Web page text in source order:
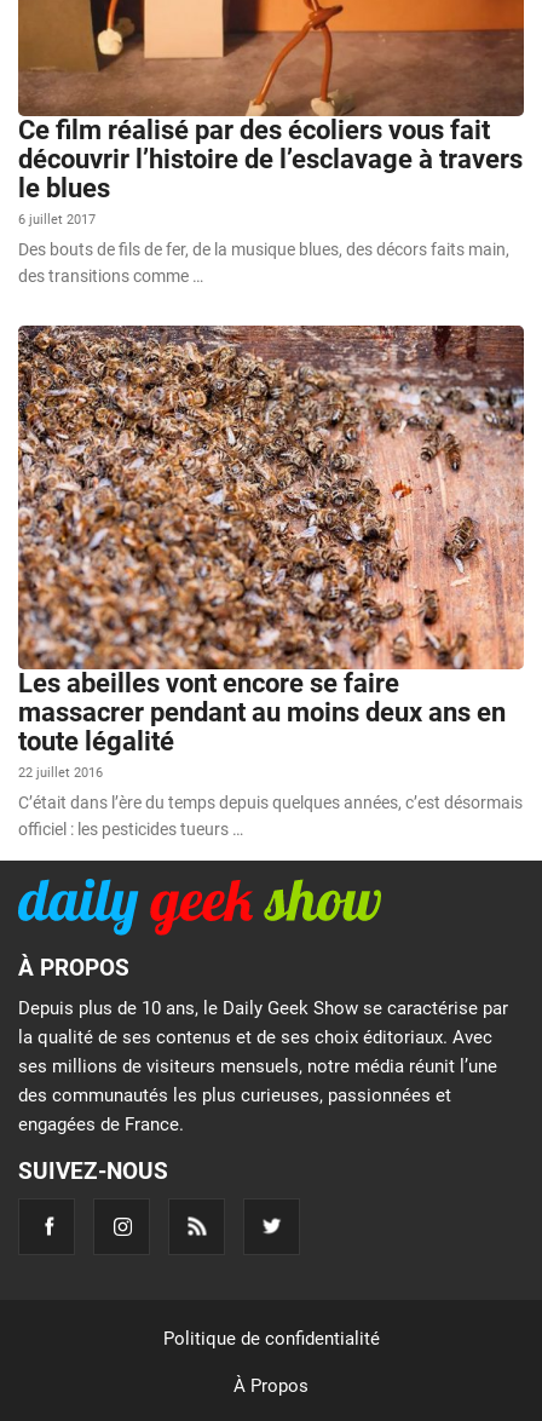
Ce film réalisé par des écoliers vous fait
découvrir l’histoire de l’esclavage à travers
le blues
6 juillet 2017
Des bouts de fils de fer, de la musique blues, des décors faits main,
des transitions comme …
Les abeilles vont encore se faire
massacrer pendant au moins deux ans en
toute légalité
22 juillet 2016
C’était dans l’ère du temps depuis quelques années, c’est désormais
officiel : les pesticides tueurs …
À PROPOS
Depuis plus de 10 ans, le Daily Geek Show se caractérise par
la qualité de ses contenus et de ses choix éditoriaux. Avec
ses millions de visiteurs mensuels, notre média réunit l’une
des communautés les plus curieuses, passionnées et
engagées de France.
SUIVEZ-NOUS
Politique de confidentialité
À Propos